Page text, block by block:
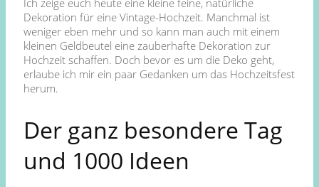
Ich zeige euch heute eine kleine feine, natürliche
Dekoration für eine Vintage-Hochzeit. Manchmal ist
weniger eben mehr und so kann man auch mit einem
kleinen Geldbeutel eine zauberhafte Dekoration zur
Hochzeit schaffen. Doch bevor es um die Deko geht,
erlaube ich mir ein paar Gedanken um das Hochzeitsfest
herum.
Der ganz besondere Tag
und 1000 Ideen